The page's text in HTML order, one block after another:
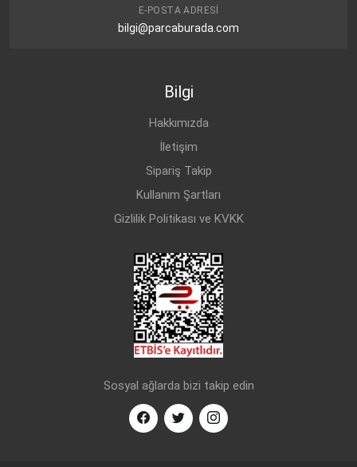
E-POSTA ADRESI
bilgi@parcaburada.com
Bilgi
Hakkımızda
İletişim
Sipariş Takip
Kullanım Şartları
Gizlilik Politikası ve KVKK
Sosyal ağlarda bizi takip edin